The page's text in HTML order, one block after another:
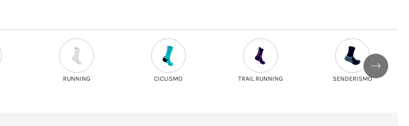
CICLISMO TRAIL RUNNING SENDERISMO PADEL/TENIS